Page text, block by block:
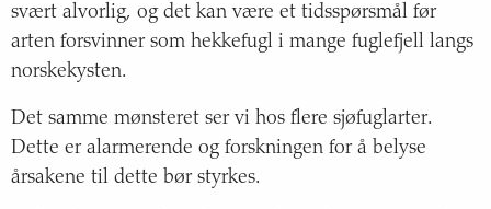
svært alvorlig, og det kan være et tidsspørsmål før
arten forsvinner som hekkefugl i mange fuglefjell langs
norskekysten.
Det samme mønsteret ser vi hos flere sjøfuglarter.
Dette er alarmerende og forskningen for å belyse
årsakene til dette bør styrkes.